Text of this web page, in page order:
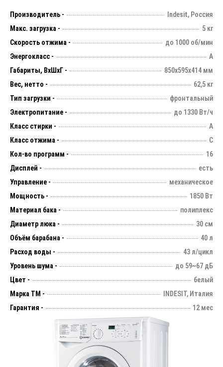
Производитель -
Indesit, Россия
Макс. загрузка -
5 кг
Скорость отжима -
до 1000 об/мин
Энергокласс -
А
Габариты, ВхШхГ -
850х595х414 мм
Вес, нетто -
62,5 кг
Тип загрузки -
фронтальный
Электропитание -
до 1330 Вт/ч
Класс стирки -
А
Класс отжима -
С
Кол-во программ -
16
Дисплей -
есть
Управление -
механическое
Мощность -
1850 Вт
Материал бака -
полиплекс
Диаметр люка -
30 см
Объём барабана -
40 л
Расход воды -
43 л/цикл
Уровень шума -
до 59~67 дБ
Цвет -
белый
Марка ТМ -
INDESIT, Италия
Гарантия -
12 мес